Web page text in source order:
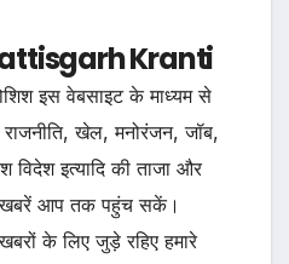
Kranti
इस वेबसाइट के माध्यम से
खेल, मनोरंजन, जॉब,
विदेश इत्यादि की ताजा और
खबरें आप तक पहुंच सकें।
के लिए जुड़े रहिए हमारे